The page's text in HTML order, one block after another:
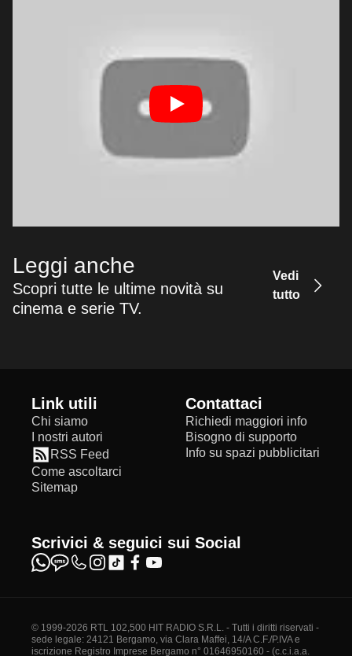
Leggi anche
Scopri tutte le ultime novità su
cinema e serie TV.
Vedi
tutto
Link utili
Chi siamo
I nostri autori
RSS Feed
Come ascoltarci
Sitemap
Contattaci
Richiedi maggiori info
Bisogno di supporto
Info su spazi pubblicitari
Scrivici & seguici sui Social
© 1999-2026 RTL 102,500 HIT RADIO S.R.L. - Tutti i diritti riservati -
sede legale: 24121 Bergamo, via Clara Maffei, 14/A C.F./P.IVA e
iscrizione Registro Imprese Bergamo n° 01646950160 - (c.c.i.a.a.